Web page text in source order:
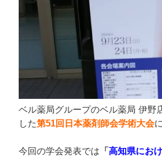
ベル薬局グループのベル薬局 伊野
した第51回日本薬剤師会学術大会
今回の学会発表では 「高知県にお